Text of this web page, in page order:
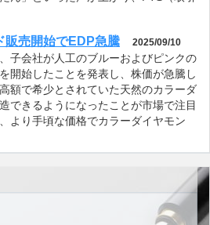
販売開始でEDP急騰 2025/09/10
子会社が人工のブルーおよびピンクの
開始したことを発表し、株価が急騰し
額で希少とされていた天然のカラーダ
できるようになったことが市場で注目
より手頃な価格でカラーダイヤモン